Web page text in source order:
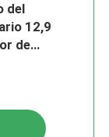
del
12,9
de